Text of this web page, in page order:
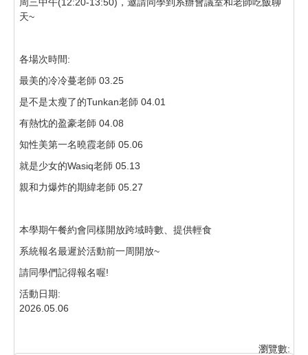
天~
各場次時間:
最美的冷冷蔓老師 03.25
是不是太瘦了的Tunkan老師 04.01
有熱忱的盈豪老師 04.08
知性美第一名曉霞老師 05.06
就是少女的Wasiq老師 05.13
親和力爆炸的期緯老師 05.27
本學期午餐約會同樣開放跨域時數、提供輕食
系統報名最遲於活動前一周開放~
請同學們記得報名喔!
活動日期:
2026.05.06
瀏覽數: